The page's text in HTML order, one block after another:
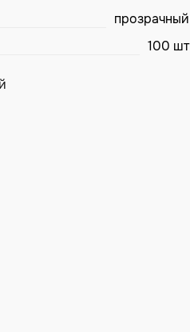
прозрачный
100 шт